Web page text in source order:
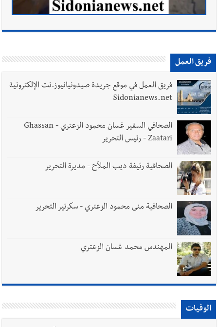
فريق العمل
فريق العمل في موقع جريدة صيدونيانيوز.نت الإلكترونية
Sidonianews.net
الصحافي السفير غسان محمود الزعتري - Ghassan
Zaatari - رئيس التحرير
الصحافية رئيفة ديب الملاّح - مديرة التحرير
الصحافية منى محمود الزعتري - سكرتير التحرير
المهندس محمد غسان الزعتري
الوفيات